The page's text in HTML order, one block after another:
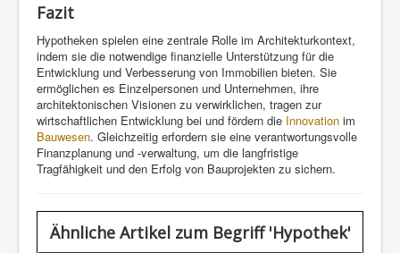
Fazit
Hypotheken spielen eine zentrale Rolle im Architekturkontext,
indem sie die notwendige finanzielle Unterstützung für die
Entwicklung und Verbesserung von Immobilien bieten. Sie
ermöglichen es Einzelpersonen und Unternehmen, ihre
architektonischen Visionen zu verwirklichen, tragen zur
wirtschaftlichen Entwicklung bei und fördern die Innovation im
Bauwesen. Gleichzeitig erfordern sie eine verantwortungsvolle
Finanzplanung und -verwaltung, um die langfristige
Tragfähigkeit und den Erfolg von Bauprojekten zu sichern.
Ähnliche Artikelzum Begriff 'Hypothek'